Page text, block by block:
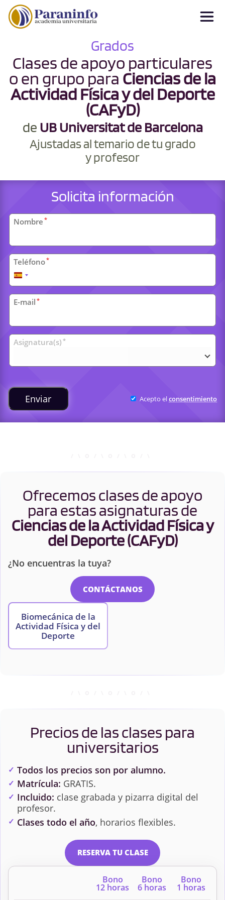
Grados
Clases de apoyo particulares
o en grupo para Ciencias de la
Actividad Física y del Deporte
(CAFyD)
de UB Universitat de Barcelona
Ajustadas al temario de tu grado
y profesor
Solicita información
Datos
personales
Nombre *
Teléfono*
España
+34
E-mail *
Clases
universitarias
Asignatura(s) *
Enviar Acepto elconsentimiento
Ofrecemos clases de apoyo
para estas asignaturas de
Ciencias de la Actividad Física y
del Deporte (CAFyD)
¿No encuentras la tuya?
CONTÁCTANOS
Biomecánica de la
Actividad Física y del
Deporte
Precios de las clases para
universitarios
Todos los precios son por alumno.
Matrícula: GRATIS.
Incluido: clase grabada y pizarra digital del
profesor.
Clases todo el año, horarios flexibles.
RESERVA TU CLASE
Bono
12 horas
Bono
6 horas
Bono
1 horas